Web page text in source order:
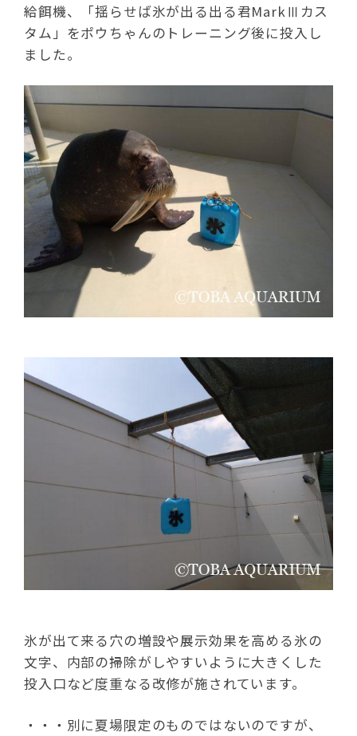
給餌機、「揺らせば氷が出る出る君MarkⅢカス
タム」をポウちゃんのトレーニング後に投入し
ました。
氷が出て来る穴の増設や展示効果を高める氷の
文字、内部の掃除がしやすいように大きくした
投入口など度重なる改修が施されています。
・・・別に夏場限定のものではないのですが、